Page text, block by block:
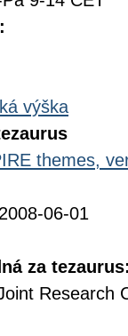
výška
themes,
2008-06-01
za
Research